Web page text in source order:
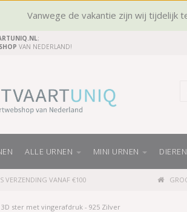
Vanwege de vakantie zijn wij tijdelijk
;
VAN NEDERLAND!
ALLE URNEN MINI URNEN
VERZENDING VANAF €100
3D ster met vingerafdruk - 925 Zilver